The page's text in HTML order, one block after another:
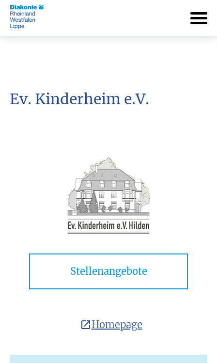
Ev. Kinderheim e.V.
Stellenangebote
Homepage